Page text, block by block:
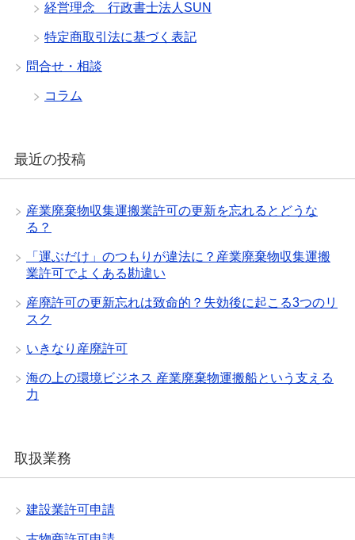
経営理念 行政書士法人SUN
特定商取引法に基づく表記
問合せ・相談
コラム
最近の投稿
産業廃棄物収集運搬業許可の更新を忘れるとどうな
る？
「運ぶだけ」のつもりが違法に？産業廃棄物収集運搬
業許可でよくある勘違い
産廃許可の更新忘れは致命的？失効後に起こる3つのリ
スク
いきなり産廃許可
海の上の環境ビジネス 産業廃棄物運搬船という支える
力
取扱業務
建設業許可申請